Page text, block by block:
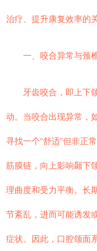
治疗、提升康复效率的
一、咬合异常与颈
牙齿咬合，即上下
动。当咬合出现异常，
寻找一个“舒适”但非正
筋膜链，向上影响颞下
理曲度和受力平衡。长
节紊乱，进而可能诱发
症状。因此，口腔颌面